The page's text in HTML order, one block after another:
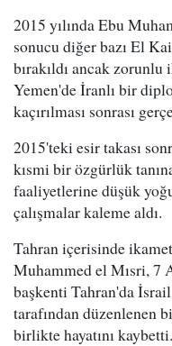
2015 yılında Ebu
sonucu diğer bazı El
bırakıldı ancak
Yemen'de İranlı bir
kaçırılması sonrası
2015'teki esir takası
kısmi bir özgürlük
faaliyetlerine düşük
çalışmalar kaleme aldı.
Tahran içerisinde
Muhammed el Mısri, 7
başkenti Tahran'da
tarafından düzenlenen
birlikte hayatını kaybetti.